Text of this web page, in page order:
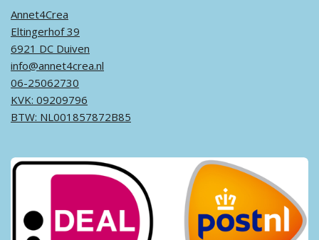
Annet4Crea
Eltingerhof 39
6921 DC Duiven
info@annet4crea.nl
06-25062730
KVK: 09209796
BTW: NL001857872B85